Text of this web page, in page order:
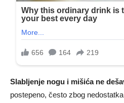
Slabljenje nogu i mišića ne
postepeno, često zbog